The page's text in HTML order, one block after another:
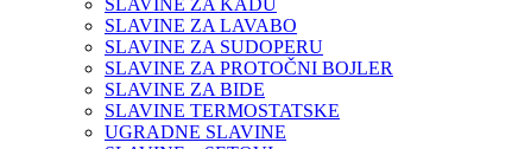
SLAVINE ZA KADU
SLAVINE ZA LAVABO
SLAVINE ZA SUDOPERU
SLAVINE ZA PROTOČNI BOJLER
SLAVINE ZA BIDE
SLAVINE TERMOSTATSKE
UGRADNE SLAVINE